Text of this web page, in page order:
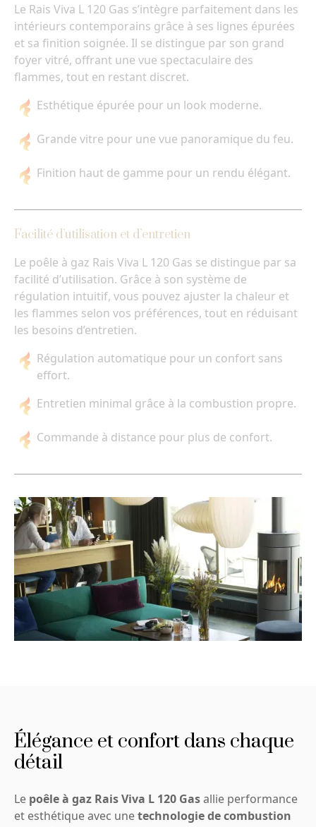
Le Rais Viva L 120 Gas s’intègre parfaitement dans les
intérieurs contemporains grâce à ses lignes épurées
et sa finition soignée. Il se distingue par son grand
foyer vitré, offrant une vue spectaculaire des
flammes, tout en restant discret.
Esthétique épurée pour un look moderne.
Grande vitre pour une vue panoramique du feu.
Finition haut de gamme pour un rendu élégant.
Facilité d’utilisation et d’entretien
Le poêle à gaz Rais Viva L 120 Gas se distingue par sa
facilité d’utilisation. Grâce à son système de
régulation intuitif, vous pouvez ajuster la chaleur et
les flammes selon vos préférences, tout en réduisant
les besoins d’entretien.
Régulation automatique pour un confort sans
effort.
Entretien minimal grâce à la combustion propre.
Commande à distance pour plus de confort.
Élégance et confort dans chaque
détail
Le poêle à gaz Rais Viva L 120 Gasallie performance
et esthétique avec unetechnologie de combustion